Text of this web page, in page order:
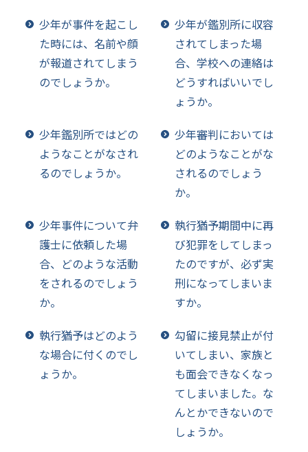
少年が事件を起こし
た時には、名前や顔
が報道されてしまう
のでしょうか。
少年が鑑別所に収容
されてしまった場
合、学校への連絡は
どうすればいいでし
ょうか。
少年鑑別所ではどの
ようなことがなされ
るのでしょうか。
少年審判においては
どのようなことがな
されるのでしょう
か。
少年事件について弁
護士に依頼した場
合、どのような活動
をされるのでしょう
か。
執行猶予期間中に再
び犯罪をしてしまっ
たのですが、必ず実
刑になってしまいま
すか。
執行猶予はどのよう
な場合に付くのでし
ょうか。
勾留に接見禁止が付
いてしまい、家族と
も面会できなくなっ
てしまいました。な
んとかできないので
しょうか。